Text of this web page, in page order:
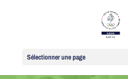
Sélectionner une page